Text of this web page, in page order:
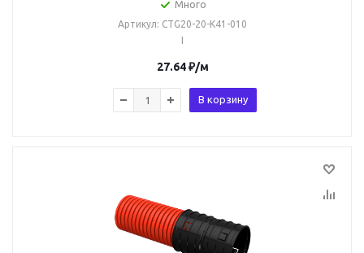
Много
Артикул: CTG20-20-K41-010
I
27.64₽/м
В корзину